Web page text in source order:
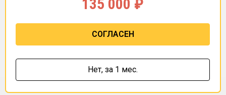
135 000 ₽
СОГЛАСЕН
Нет, за 1 мес.